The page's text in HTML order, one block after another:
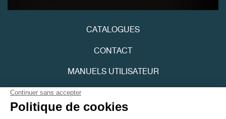
CATALOGUES
CONTACT
MANUELS UTILISATEUR
FAUX